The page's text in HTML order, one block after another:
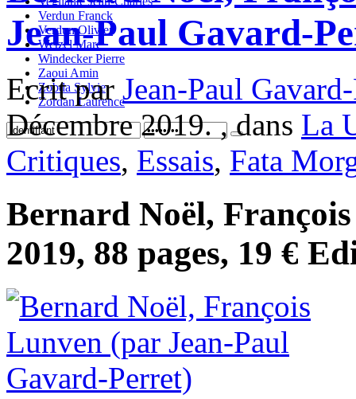
Verdun Franck
Verdun Olivier
Wetzel Marc
Windecker Pierre
Zaoui Amin
Zobda Sylvie
Zordan Laurence
Jean-Paul Gavard-
Ecrit par Jean-Paul
Décembre 2019. , dans La
Critiques, Essais, Fata
Bernard Noël,
2019, 88 pages, 19 €